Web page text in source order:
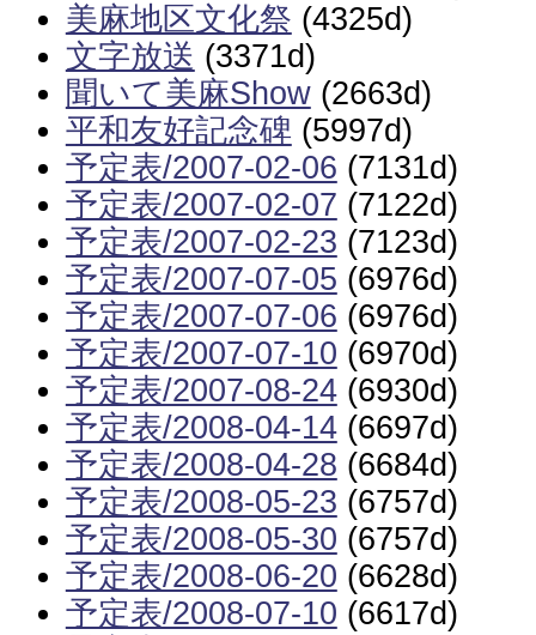
美麻地区文化祭 (4325d)
文字放送 (3371d)
聞いて美麻Show(2663d)
平和友好記念碑 (5997d)
予定表/2007-02-06 (7131d)
予定表/2007-02-07 (7122d)
予定表/2007-02-23 (7123d)
予定表/2007-07-05 (6976d)
予定表/2007-07-06 (6976d)
予定表/2007-07-10 (6970d)
予定表/2007-08-24(6930d)
予定表/2008-04-14(6697d)
予定表/2008-04-28 (6684d)
予定表/2008-05-23 (6757d)
予定表/2008-05-30 (6757d)
予定表/2008-06-20 (6628d)
予定表/2008-07-10 (6617d)